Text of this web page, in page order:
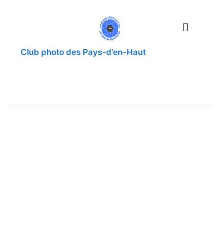
Club photo des Pays-d’en-Haut